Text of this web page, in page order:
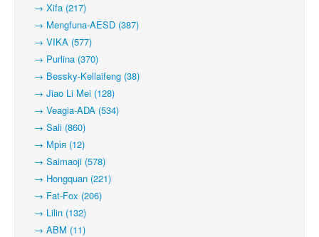
→ Xifa (217)
→ Mengfuna-AESD (387)
→ VIKA (577)
→ Purlina (370)
→ Bessky-Kellaifeng (38)
→ Jiao Li Mei (128)
→ Veagia-ADA (534)
→ Sali (860)
→ Мрія (12)
→ Saimaoji (578)
→ Hongquan (221)
→ Fat-Fox (206)
→ Lilin (132)
→ ABM (11)